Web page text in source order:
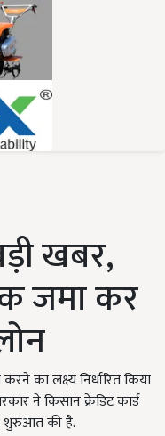
खबर,
जमा कर
का लक्ष्य निर्धारित किया
ने किसान क्रेडिट कार्ड
शुरुआत की है.